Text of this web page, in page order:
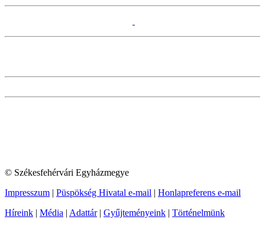
© Székesfehérvári Egyházmegye
Impresszum | Püspökség Hivatal e-mail | Honlapreferens e-mail
Híreink | Média | Adattár| Gyűjteményeink | Történelmünk